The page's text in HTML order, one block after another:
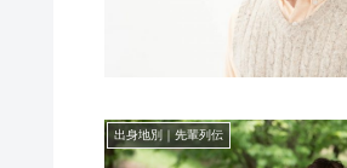
出身地別｜先輩列伝